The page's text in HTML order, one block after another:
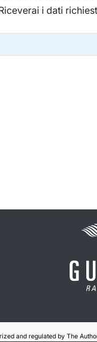
i dati
and regulated by The